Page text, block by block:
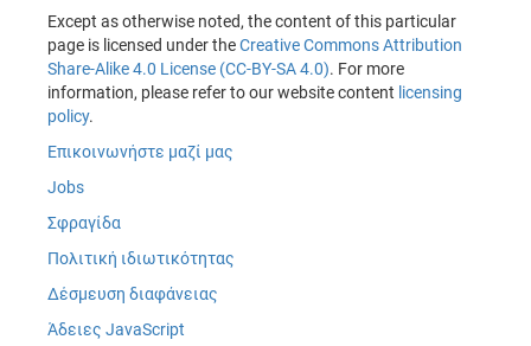
Except as otherwise noted, the content of this particular
page is licensed under theCreative Commons Attribution
Share-Alike 4.0 License (CC-BY-SA 4.0). For more
information, please refer to our website content licensing
policy.
Επικοινωνήστε μαζί μας
Jobs
Σφραγίδα
Πολιτική ιδιωτικότητας
Δέσμευση διαφάνειας
Άδειες JavaScript